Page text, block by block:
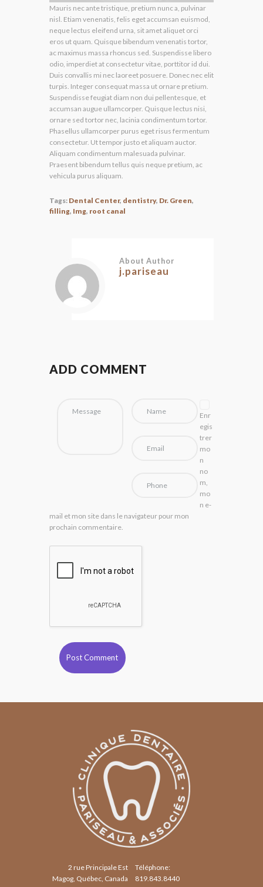
Mauris nec ante tristique, pretium nunc a, pulvinar
nisl. Etiam venenatis, felis eget accumsan euismod,
neque lectus eleifend urna, sit amet aliquet orci
eros ut quam. Quisque bibendum venenatis tortor,
ac maximus massa rhoncus sed. Suspendisse libero
odio, imperdiet at consectetur vitae, porttitor id dui.
Duis convallis mi nec laoreet posuere. Donec nec elit
turpis. Integer consequat massa ut ornare pretium.
Suspendisse feugiat diam non dui pellentesque, et
accumsan augue ullamcorper. Quisque lectus nisi,
ornare sed tortor nec, lacinia condimentum tortor.
Phasellus ullamcorper purus eget risus fermentum
consectetur. Ut tempor justo et aliquam auctor.
Aliquam condimentum malesuada pulvinar.
Praesent bibendum tellus quis neque pretium, ac
vehicula purus aliquam.
Tags: Dental Center, dentistry, Dr. Green,
filling, Img, root canal
About Author
j.pariseau
ADD COMMENT
Enr
egis
trer
mo
n
no
m,
mo
n e-
mail et mon site dans le navigateur pour mon
prochain commentaire.
Téléphone:
819.843.8440
2 rue Principale Est
Magog, Québec, Canada